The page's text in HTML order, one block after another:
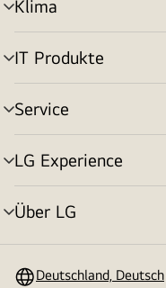
Klima
Menü
umschalten
IT Produkte
Menü
umschalten
Service
Menü
umschalten
LG Experience
Menü
umschalten
Über LG
Menü
Deutschland, Deutsch